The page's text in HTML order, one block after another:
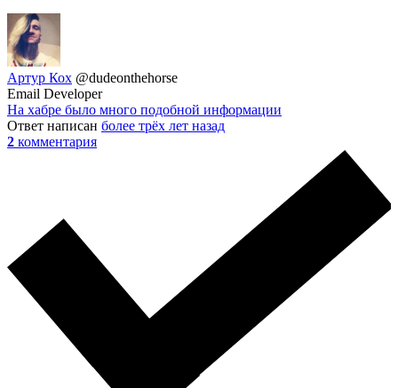
Артур Кох @dudeonthehorse
Email Developer
На хабре было много подобной информации
Ответ написан более трёх лет назад
2 комментария